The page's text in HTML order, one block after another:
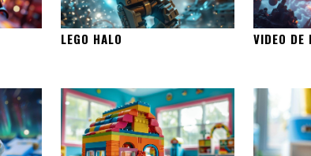
LEGO HALO VIDEO DE